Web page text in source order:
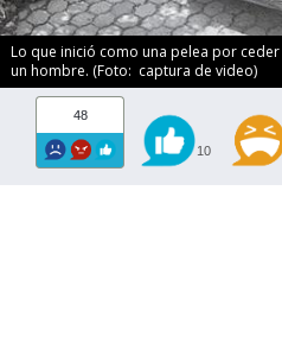
Lo que inició como una pelea por
un hombre. (Foto: captura de video)
48
10